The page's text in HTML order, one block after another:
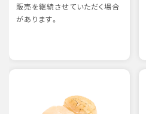
販売を継続させていただく場合
があります。